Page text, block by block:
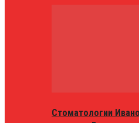
Стоматологии